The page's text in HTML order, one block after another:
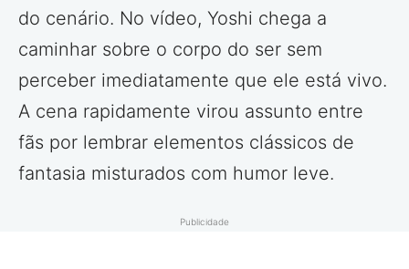
do cenário. No vídeo, Yoshi chega a
caminhar sobre o corpo do ser sem
perceber imediatamente que ele está vivo.
A cena rapidamente virou assunto entre
fãs por lembrar elementos clássicos de
fantasia misturados com humor leve.
Publicidade